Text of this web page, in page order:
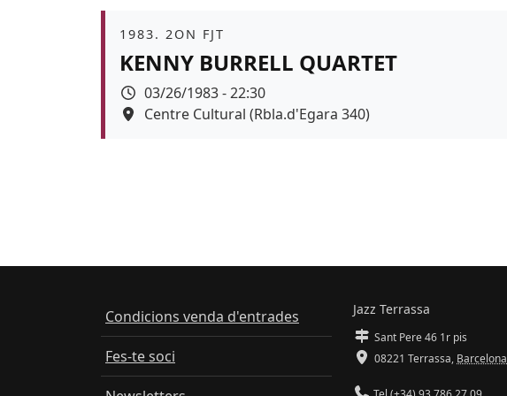
Àmbit
1983. 2ON FJT
KENNY BURRELL QUARTET
Data
03/26/1983 - 22:30
Espai
Centre Cultural (Rbla.d'Egara 340)
Condicions venda d'entrades
Fes-te soci
Jazz Terrassa
Sant Pere 46 1r pis
08221 Terrassa, Barcelona